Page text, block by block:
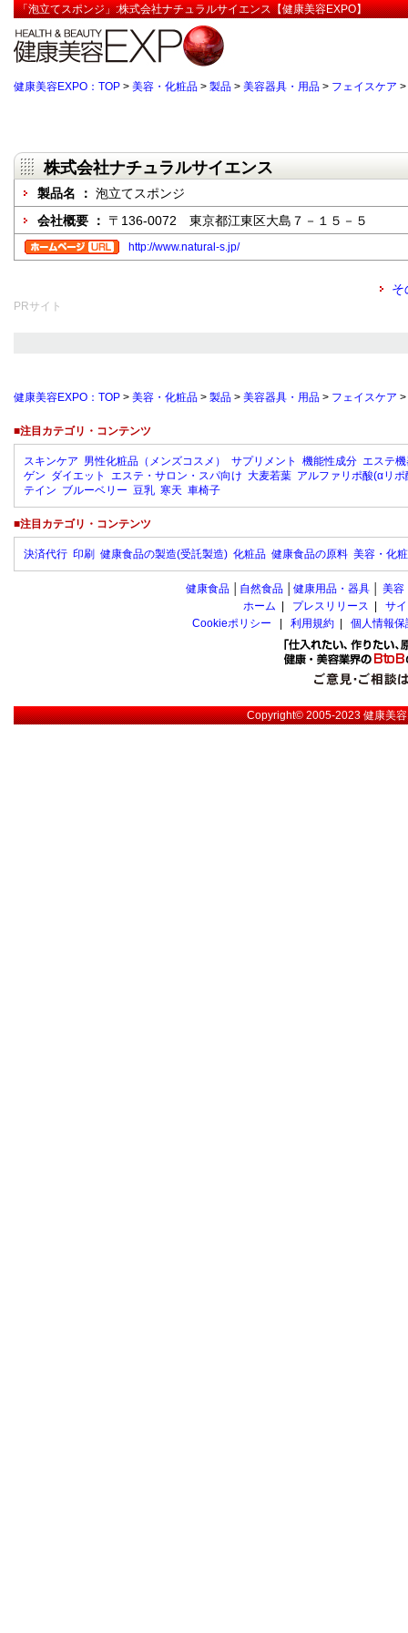
「泡立てスポンジ」:株式会社ナチュラルサイエンス【健康美容EXPO】
健康美容EXPO：TOP > 美容・化粧品 > 製品 > 美容器具・用品 > フェイスケア >
株式会社ナチュラルサイエンス
製品名 ： 泡立てスポンジ
会社概要 ： 〒136-0072 東京都江東区大島７－１５－５
http://www.natural-s.jp/
そ
PRサイト
健康美容EXPO：TOP > 美容・化粧品 > 製品 > 美容器具・用品 > フェイスケア >
■注目カテゴリ・コンテンツ
スキンケア 男性化粧品（メンズコスメ） サプリメント 機能性成分 エステ
ゲン ダイエット エステ・サロン・スパ向け 大麦若葉 アルファリポ酸(αリポ
テイン ブルーベリー 豆乳 寒天 車椅子
■注目カテゴリ・コンテンツ
決済代行 印刷 健康食品の製造(受託製造) 化粧品 健康食品の原料 美容・化
健康食品 自然食品 健康用品・器具 美容
ホーム
プレスリリース
サ
Cookieポリシー
利用規約 個人情報
Copyright© 2005-2023健康美